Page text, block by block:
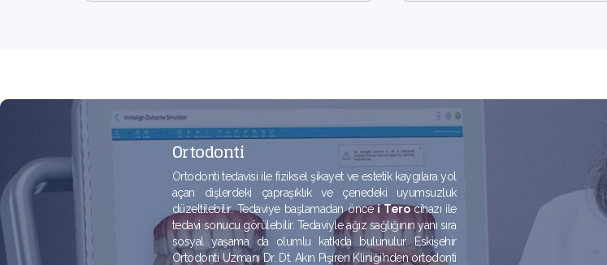
Ortodonti
Ortodonti tedavisi ile fiziksel şikayet ve estetik kaygılara yol
açan dişlerdeki çapraşıklık ve çenedeki uyumsuzluk
düzeltilebilir. Tedaviye başlamadan öncei Terocihazı ile
tedavi sonucu görülebilir. Tedaviyle ağız sağlığının yanı sıra
sosyal yaşama da olumlu katkıda bulunulur. Eskişehir
Ortodonti Uzmanı Dr. Dt. Akın Pişiren Kliniği’nden ortodonti